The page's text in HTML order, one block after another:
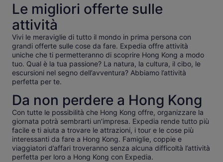
Le migliori offerte sulle
attività
Vivi le meraviglie di tutto il mondo in prima persona con
grandi offerte sulle cose da fare. Expedia offre attività
uniche che ti permetteranno di scoprire Hong Kong a modo
tuo. Qual è la tua passione? La natura, la cultura, il cibo, le
escursioni nel segno dell’avventura? Abbiamo l’attività
perfetta per te.
Da non perdere a Hong Kong
Con tutte le possibilità che Hong Kong offre, organizzare la
giornata potrà sembrarti un’impresa. Expedia rende tutto più
facile e ti aiuta a trovare le attrazioni, i tour e le cose più
interessanti da fare a Hong Kong. Famiglie, coppie e
viaggiatori d’affari troveranno senza alcuna difficoltà l’attività
perfetta per loro a Hong Kong con Expedia.